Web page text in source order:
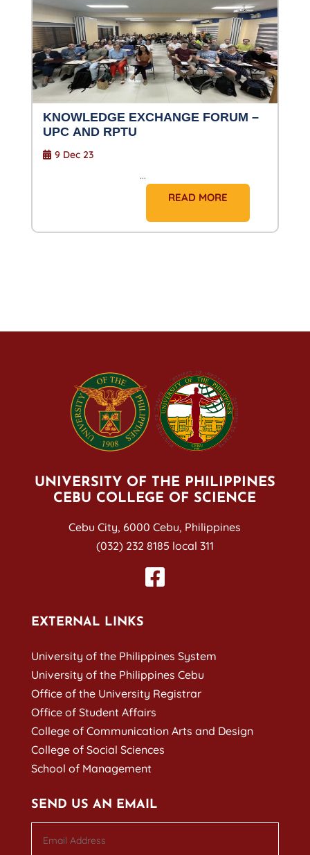
KNOWLEDGE EXCHANGE FORUM –
UPC AND RPTU
9 Dec 23
...
READ MORE
UNIVERSITY OF THE PHILIPPINES
CEBU COLLEGE OF SCIENCE
Cebu City, 6000 Cebu, Philippines
(032) 232 8185 local 311
EXTERNAL LINKS
University of the Philippines System
University of the Philippines Cebu
Office of the University Registrar
Office of Student Affairs
College of Communication Arts and Design
College of Social Sciences
School of Management
SEND US AN EMAIL